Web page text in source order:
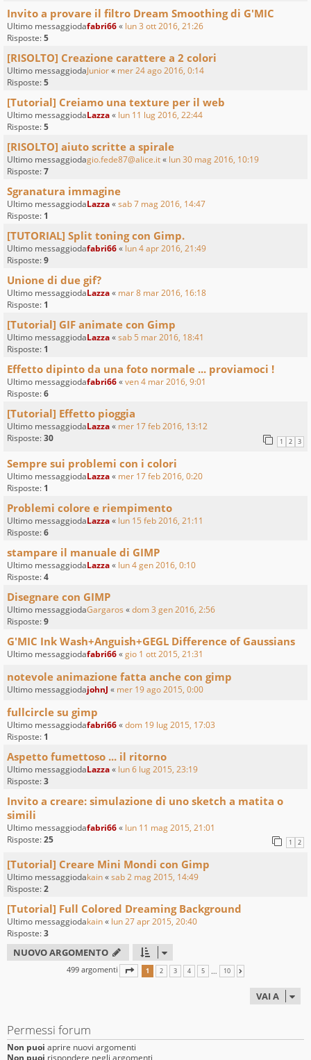
Invito a provare il filtro Dream Smoothing di G'MIC
Ultimo messaggiodafabri66« lun 3 ott 2016, 21:26
Risposte:5
[RISOLTO] Creazione carattere a 2 colori
Ultimo messaggiodaJunior« mer 24 ago 2016, 0:14
Risposte:5
[Tutorial] Creiamo una texture per il web
Ultimo messaggiodaLazza« lun 11 lug 2016, 22:44
Risposte:5
[RISOLTO] aiuto scritte a spirale
Ultimo messaggiodagio.fede87@alice.it« lun 30 mag 2016, 10:19
Risposte:7
Sgranatura immagine
Ultimo messaggiodaLazza«sab 7 mag 2016, 14:47
Risposte: 1
[TUTORIAL] Split toning con Gimp.
Ultimo messaggiodafabri66« lun 4 apr 2016, 21:49
Risposte:9
Unione di due gif?
Ultimo messaggiodaLazza« mar 8 mar 2016, 16:18
Risposte: 1
[Tutorial] GIF animate con Gimp
Ultimo messaggiodaLazza«sab 5 mar 2016, 18:41
Risposte: 1
Effetto dipinto da una foto normale ... proviamoci !
Ultimo messaggiodafabri66«ven 4 mar 2016, 9:01
Risposte:6
[Tutorial] Effetto pioggia
Ultimo messaggiodaLazza« mer 17 feb 2016, 13:12
Risposte:30 1 2 3
Sempre sui problemi con i colori
Ultimo messaggiodaLazza« mer 17 feb 2016, 0:20
Risposte: 1
Problemi colore e riempimento
Ultimo messaggiodaLazza« lun 15 feb 2016, 21:11
Risposte:6
stampare il manuale di GIMP
Ultimo messaggiodaLazza« lun 4 gen 2016, 0:10
Risposte:4
Disegnare con GIMP
Ultimo messaggiodaGargaros «dom 3 gen 2016, 2:56
Risposte:9
G'MIC Ink Wash+Anguish+GEGL Difference of Gaussians
Ultimo messaggiodafabri66«gio 1 ott 2015, 21:31
notevole animazione fatta anche con gimp
Ultimo messaggiodajohnJ « mer 19 ago 2015, 0:00
fullcircle su gimp
Ultimo messaggiodafabri66«dom 19 lug 2015, 17:03
Risposte: 1
Aspetto fumettoso ... il ritorno
Ultimo messaggiodaLazza« lun 6 lug 2015, 23:19
Risposte:3
Invito a creare: simulazione di uno sketch a matita o
simili
Ultimo messaggiodafabri66« lun 11 mag 2015, 21:01
Risposte:25 1 2
[Tutorial] Creare Mini Mondi con Gimp
Ultimo messaggiodakain«sab 2 mag 2015, 14:49
Risposte:2
[Tutorial] Full Colored Dreaming Background
Ultimo messaggiodakain« lun 27 apr 2015, 20:40
Risposte:3
NUOVO ARGOMENTO
499 argomenti PAGINA 1DI 10
1 2 3 4 5 … 10
VAI A
Permessi forum
Non puoi aprire nuovi argomenti